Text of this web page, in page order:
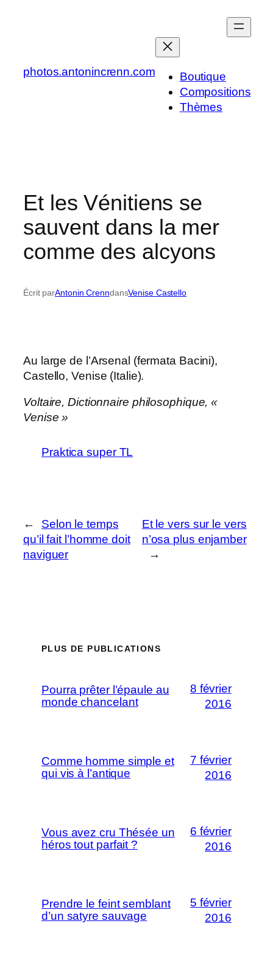
photos.antonincrenn.com
Boutique
Compositions
Thèmes
Et les Vénitiens se
sauvent dans la mer
comme des alcyons
Écrit parAntonin CrenndansVenise Castello
Au large de l’Arsenal (fermata Bacini),
Castello, Venise (Italie).
Voltaire,Dictionnaire philosophique, «
Venise »
Praktica super TL
←
Selon le temps
qu’il fait l’homme doit
naviguer
Et le vers sur le vers
n’osa plus enjamber
→
PLUS DE PUBLICATIONS
Pourra prêter l’épaule au
monde chancelant
8 février
2016
Comme homme simple et
qui vis à l’antique
7 février
2016
Vous avez cru Thésée un
héros tout parfait ?
6 février
2016
Prendre le feint semblant
d’un satyre sauvage
5 février
2016